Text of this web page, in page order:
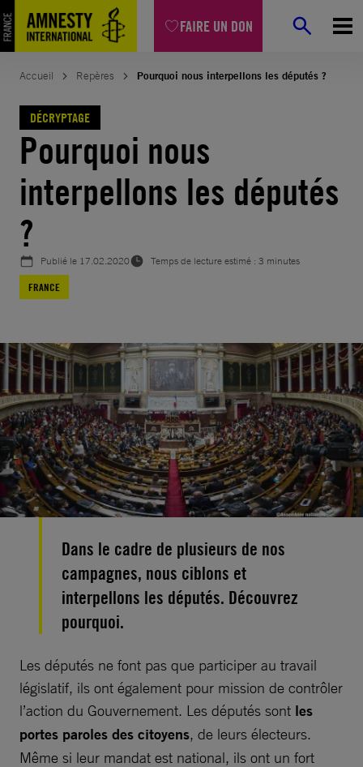
FAIRE UN DON
Aller
au
contenu
Accueil Repères Pourquoi nous interpellons les députés ?
DÉCRYPTAGE
Pourquoi nous
interpellons les députés
?
Publié le 17.02.2020
Temps de lecture estimé : 3 minutes
FRANCE
Dans le cadre de plusieurs de nos
campagnes, nous ciblons et
interpellons les députés. Découvrez
pourquoi.
Les députés ne font pas que participer au travail
législatif, ils ont également pour mission de contrôler
l’action du Gouvernement. Les députés sont les
portes paroles des citoyens, de leurs électeurs.
Même si leur mandat est national, ils ont un fort